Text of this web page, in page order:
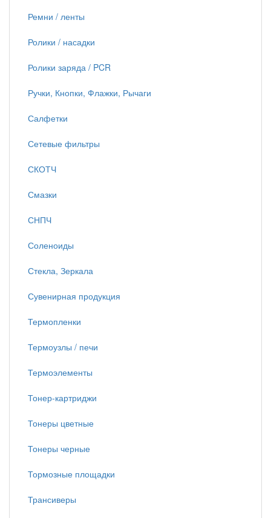
Ремни / ленты
Ролики / насадки
Ролики заряда / PCR
Ручки, Кнопки, Флажки, Рычаги
Салфетки
Сетевые фильтры
СКОТЧ
Смазки
СНПЧ
Соленоиды
Стекла, Зеркала
Сувенирная продукция
Термопленки
Термоузлы / печи
Термоэлементы
Тонер-картриджи
Тонеры цветные
Тонеры черные
Тормозные площадки
Трансиверы